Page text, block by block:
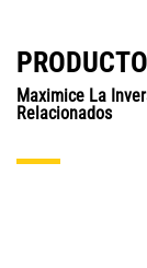
Maximice La
Relacionados